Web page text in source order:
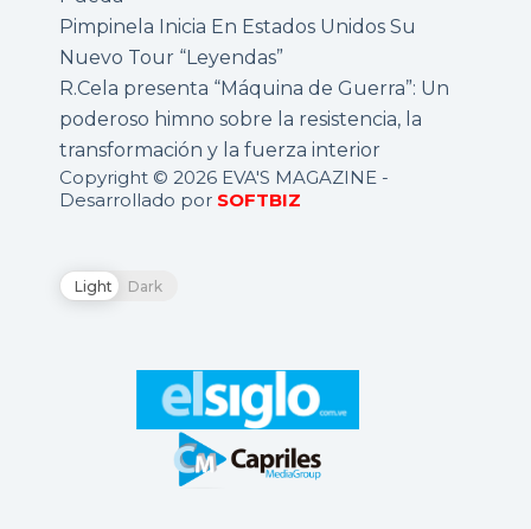
Pimpinela Inicia En Estados Unidos Su
Nuevo Tour “Leyendas”
R.Cela presenta “Máquina de Guerra”: Un
poderoso himno sobre la resistencia, la
transformación y la fuerza interior
Copyright © 2026 EVA'S MAGAZINE -
Desarrollado por SOFTBIZ
Light Dark